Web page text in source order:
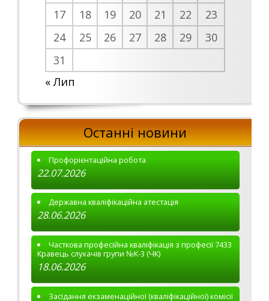
17
18 19 20 21 22
23
24
25 26 27 28 29
30
31
« Лип
Останні новини
Профорієнтаційна робота
22.07.2026
Державна кваліфікаційна атестація
28.06.2026
Часткова професійна кваліфікація з професії 7433
Кравець слухачів групи №К-3 (ЧК)
18.06.2026
Засідання екзаменаційної (кваліфікаційної) комісії